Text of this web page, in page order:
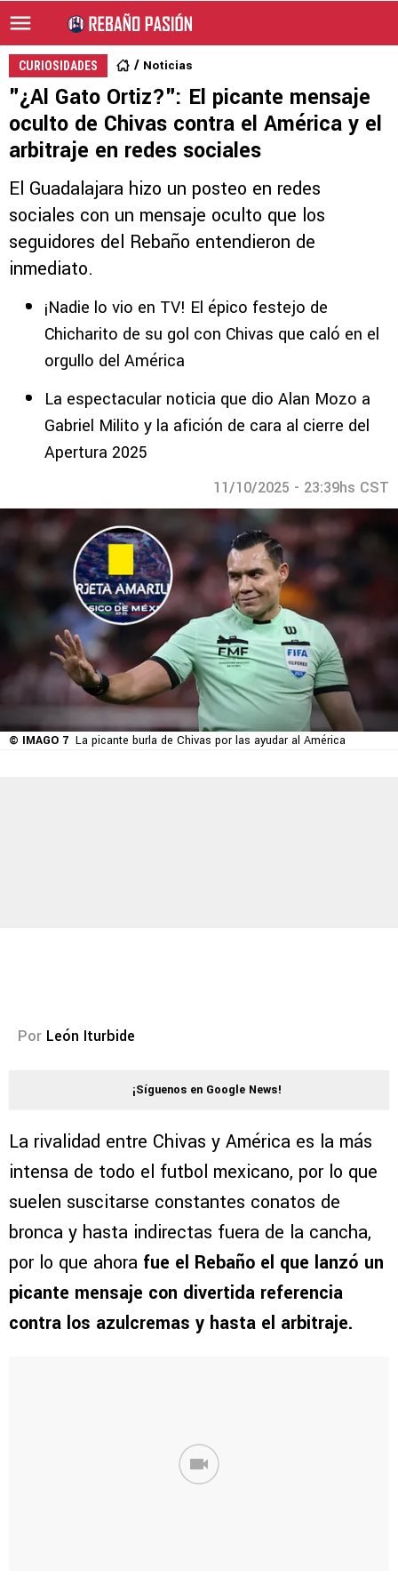
CURIOSIDADES Noticias
"¿Al Gato Ortiz?": El picante mensaje
oculto de Chivas contra el América y el
arbitraje en redes sociales
El Guadalajara hizo un posteo en redes
sociales con un mensaje oculto que los
seguidores del Rebaño entendieron de
inmediato.
¡Nadie lo vio en TV! El épico festejo de
Chicharito de su gol con Chivas que caló en el
orgullo del América
La espectacular noticia que dio Alan Mozo a
Gabriel Milito y la afición de cara al cierre del
Apertura 2025
11/10/2025 - 23:39hs CST
© IMAGO 7 La picante burla de Chivas por las ayudar al América
Por León Iturbide
¡Síguenos en Google News!
La rivalidad entre Chivas y América es la más
intensa de todo el futbol mexicano, por lo que
suelen suscitarse constantes conatos de
bronca y hasta indirectas fuera de la cancha,
por lo que ahora fue el Rebaño el que lanzó un
picante mensaje con divertida referencia
contra los azulcremas y hasta el arbitraje.